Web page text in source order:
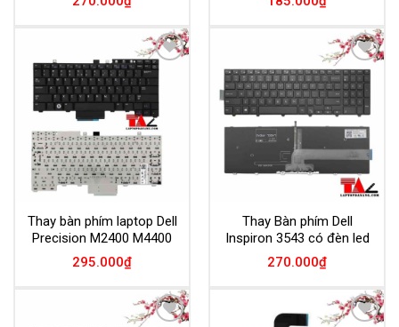
Add to
Wishlist
Thay bàn phím laptop Dell
Precision M2400 M4400
295.000₫
Add to
Wishlist
Thay Bàn phím Dell
Inspiron 3543 có đèn led
270.000₫